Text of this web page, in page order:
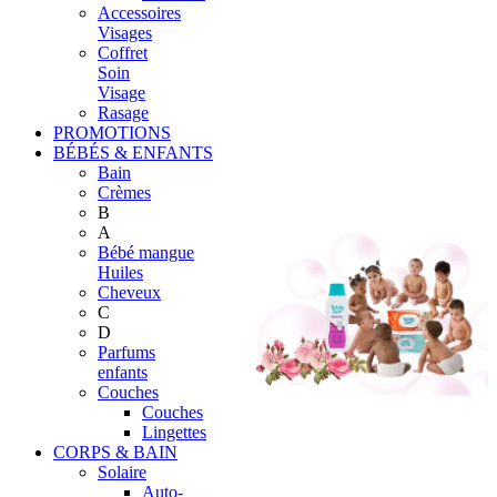
Accessoires
Visages
Coffret
Soin
Visage
Rasage
PROMOTIONS
BÉBÉS & ENFANTS
Bain
Crèmes
B
A
Bébé mangue
Huiles
Cheveux
C
D
Parfums
enfants
Couches
Couches
Lingettes
CORPS & BAIN
Solaire
Auto-